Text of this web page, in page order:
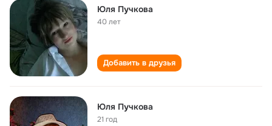
Юля Пучкова
40 лет
Добавить в друзья
Юля Пучкова
21 год